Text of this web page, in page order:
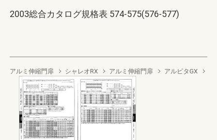
2003総合カタログ規格表 574-575(576-577)
アルミ伸縮門扉 シャレオRX アルミ伸縮門扉 アルピタGX